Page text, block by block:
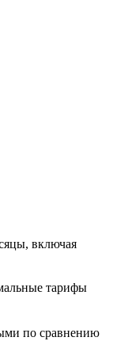
включая
тарифы
по сравнению